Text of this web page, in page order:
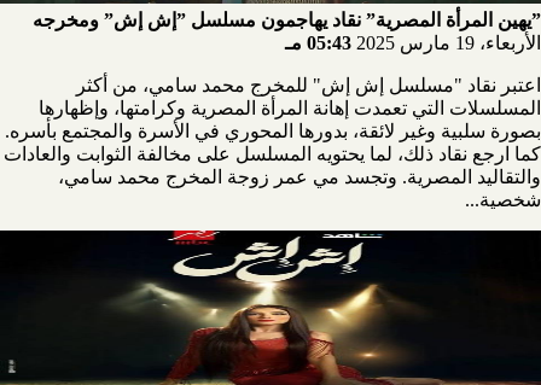
”يهين المرأة المصرية” نقاد يهاجمون مسلسل ”إش إش” ومخرجه
الأربعاء، 19 مارس 2025
05:43 مـ
اعتبر نقاد "مسلسل إش إش" للمخرج محمد سامي، من أكثر
المسلسلات التي تعمدت إهانة المرأة المصرية وكرامتها، وإظهارها
بصورة سلبية وغير لائقة، بدورها المحوري في الأسرة والمجتمع بأسره.
كما ارجع نقاد ذلك، لما يحتويه المسلسل على مخالفة الثوابت والعادات
والتقاليد المصرية. وتجسد مي عمر زوجة المخرج محمد سامي،
شخصية...